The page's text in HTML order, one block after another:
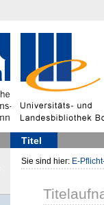
Titel
Sie sind hier: E-